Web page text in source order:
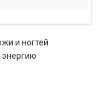
и ногтей